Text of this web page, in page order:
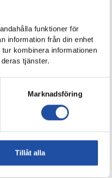
funktioner för
information från din enhet
kombinera informationen
tjänster.
Marknadsföring
Tillåt alla
Arena, Fotboll